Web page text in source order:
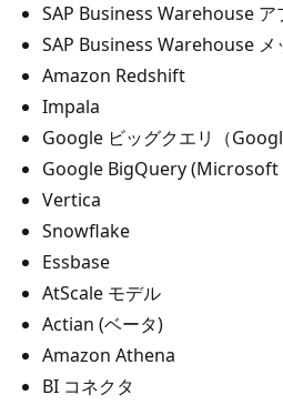
SAP Business Warehouse ア
SAP Business Warehouse メ
Amazon Redshift
Impala
Google ビッグクエリ（
Google BigQuery (Microsoft
Vertica
Snowflake
Essbase
AtScale モデル
Actian (ベータ)
Amazon Athena
BI コネクタ